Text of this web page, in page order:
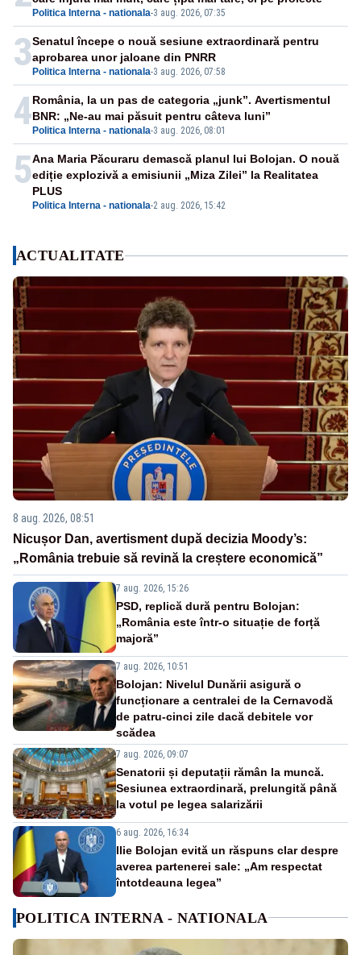
Politica Interna - nationala-3 aug. 2026, 07:35
3 Politica Interna - nationala-3 aug. 2026, 07:58
Senatul începe o nouă sesiune extraordinară pentru
aprobarea unor jaloane din PNRR
4 Politica Interna - nationala-3 aug. 2026, 08:01
România, la un pas de categoria „junk”. Avertismentul
BNR: „Ne-au mai păsuit pentru câteva luni”
5
Politica Interna - nationala-2 aug. 2026, 15:42
Ana Maria Păcuraru demască planul lui Bolojan. O nouă
ediție explozivă a emisiunii „Miza Zilei” la Realitatea
PLUS
ACTUALITATE
8 aug. 2026, 08:51
Nicușor Dan, avertisment după decizia Moody’s:
„România trebuie să revină la creștere economică”
7 aug. 2026, 15:26
PSD, replică dură pentru Bolojan:
„România este într-o situație de forță
majoră”
7 aug. 2026, 10:51
Bolojan: Nivelul Dunării asigură o
funcționare a centralei de la Cernavodă
de patru-cinci zile dacă debitele vor
scădea
7 aug. 2026, 09:07
Senatorii și deputații rămân la muncă.
Sesiunea extraordinară, prelungită până
la votul pe legea salarizării
6 aug. 2026, 16:34
Ilie Bolojan evită un răspuns clar despre
averea partenerei sale: „Am respectat
întotdeauna legea”
POLITICA INTERNA - NATIONALA